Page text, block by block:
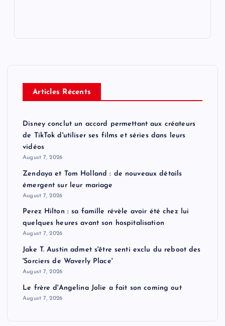
Articles Récents
Disney conclut un accord permettant aux créateurs
de TikTok d'utiliser ses films et séries dans leurs
vidéos
August 7, 2026
Zendaya et Tom Holland : de nouveaux détails
émergent sur leur mariage
August 7, 2026
Perez Hilton : sa famille révèle avoir été chez lui
quelques heures avant son hospitalisation
August 7, 2026
Jake T. Austin admet s'être senti exclu du reboot des
'Sorciers de Waverly Place'
August 7, 2026
Le frère d'Angelina Jolie a fait son coming out
August 7, 2026